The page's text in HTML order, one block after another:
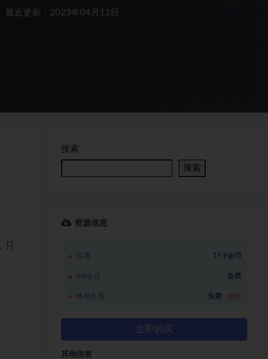
最近更新：2023年04月12日
只
搜索
搜索
资源信息
普通 19.9金币
VIP会员 免费
终身会员 免费
立即购买
其他信息